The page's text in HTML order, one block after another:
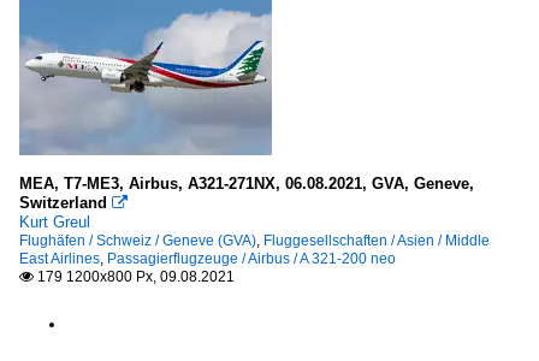
MEA, T7-ME3, Airbus, A321-271NX, 06.08.2021, GVA, Geneve,
Switzerland 
Kurt Greul
Flughäfen / Schweiz / Geneve (GVA), Fluggesellschaften / Asien / Middle
East Airlines, Passagierflugzeuge / Airbus / A 321-200 neo
 179 1200x800 Px, 09.08.2021